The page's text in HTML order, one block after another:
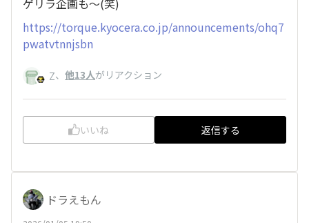
ゲリラ企画も～(笑)
https://torque.kyocera.co.jp/announcements/ohq7
pwatvtnnjsbn
Z、 他13人がリアクション
いいね 返信する
ドラえもん